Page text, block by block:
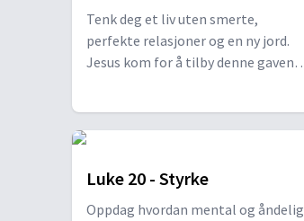
Tenk deg et liv uten smerte,
perfekte relasjoner og en ny jord.
Jesus kom for å tilby denne gaven.
Guds fantastiske gave!
Luke 20 - Styrke
Oppdag hvordan mental og åndelig